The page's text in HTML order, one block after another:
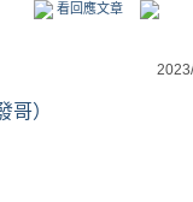
看回應文章
哥）